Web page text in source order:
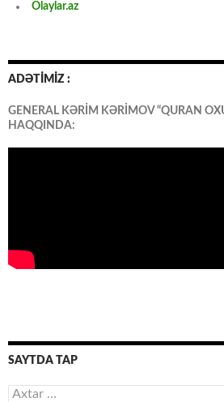
Olaylar.az
ADƏTİMİZ :
GENERAL KƏRİM KƏRİMOV “QURAN
HAQQINDA:
SAYTDA TAP
Axtarış: